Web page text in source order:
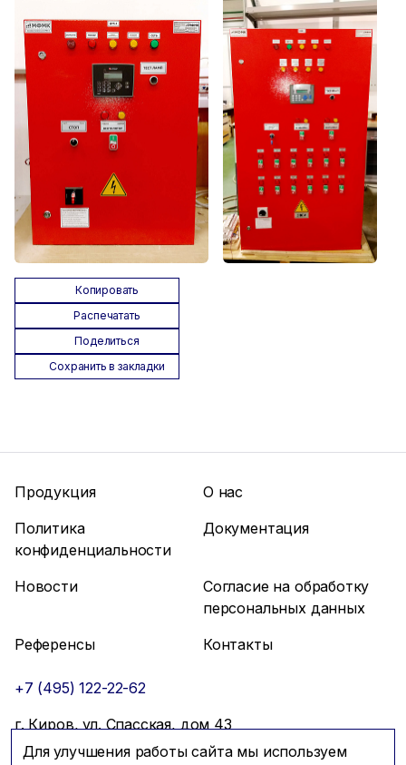
Копировать
Распечатать
Поделиться
Сохранить в закладки
Для улучшения работы сайта мы используем
Продукция
О нас
Политика
конфиденциальности
Документация
Новости
Согласие на обработку
персональных данных
Референсы
Контакты
+7 (495) 122-22-62
г. Киров, ул. Спасская, дом 43
info@mfmc.ru
Связаться с нами